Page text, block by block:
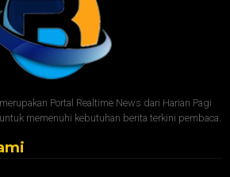
Portal Realtime News dari Harian Pagi
memenuhi kebutuhan berita terkini pembaca.